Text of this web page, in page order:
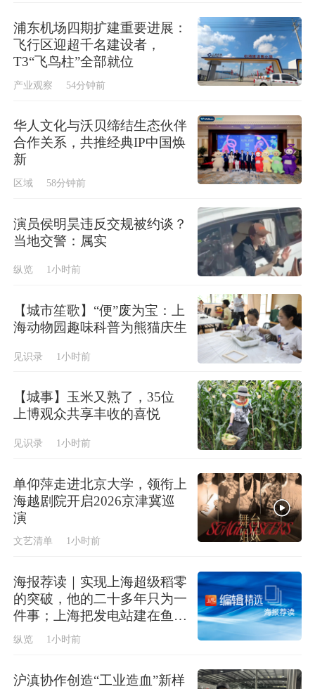
浦东机场四期扩建重要进展：
飞行区迎超千名建设者，
T3“飞鸟柱”全部就位
产业观察 54分钟前
华人文化与沃贝缔结生态伙伴
合作关系，共推经典IP中国焕
新
区域 58分钟前
演员侯明昊违反交规被约谈？
当地交警：属实
纵览 1小时前
【城市笙歌】“便”废为宝：上
海动物园趣味科普为熊猫庆生
见识录 1小时前
【城事】玉米又熟了，35位
上博观众共享丰收的喜悦
见识录 1小时前
单仰萍走进北京大学，领衔上
海越剧院开启2026京津冀巡
演
文艺清单 1小时前
海报荐读｜实现上海超级稻零
的突破，他的二十多年只为一
件事；上海把发电站建在鱼塘
上，今年首批“零碳蟹”即将上
纵览 1小时前
沪滇协作创造“工业造血”新样